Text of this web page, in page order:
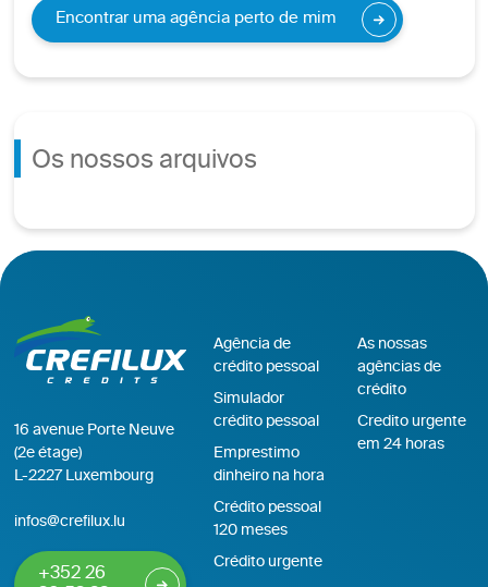
Encontrar uma agência perto de mim
Os nossos arquivos
16 avenue Porte Neuve
(2e étage)
L-2227 Luxembourg
infos@crefilux.lu
+352 26
Agência de
crédito pessoal
Simulador
crédito pessoal
Emprestimo
dinheiro na hora
Crédito pessoal
120 meses
Crédito urgente
As nossas
agências de
crédito
Credito urgente
em 24 horas